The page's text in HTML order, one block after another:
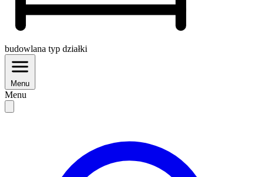
budowlana typ działki
Menu
Menu